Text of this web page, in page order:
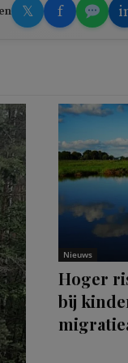
𝕏 f
Nieuws
Hoger
bij